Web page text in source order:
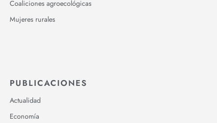
Coaliciones agroecológicas
Mujeres rurales
PUBLICACIONES
Actualidad
Economía